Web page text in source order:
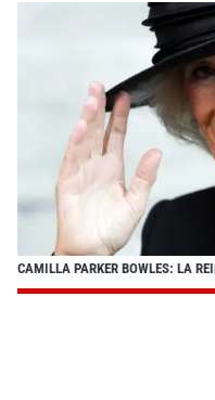
CAMILLA PARKER BOWLES: LA